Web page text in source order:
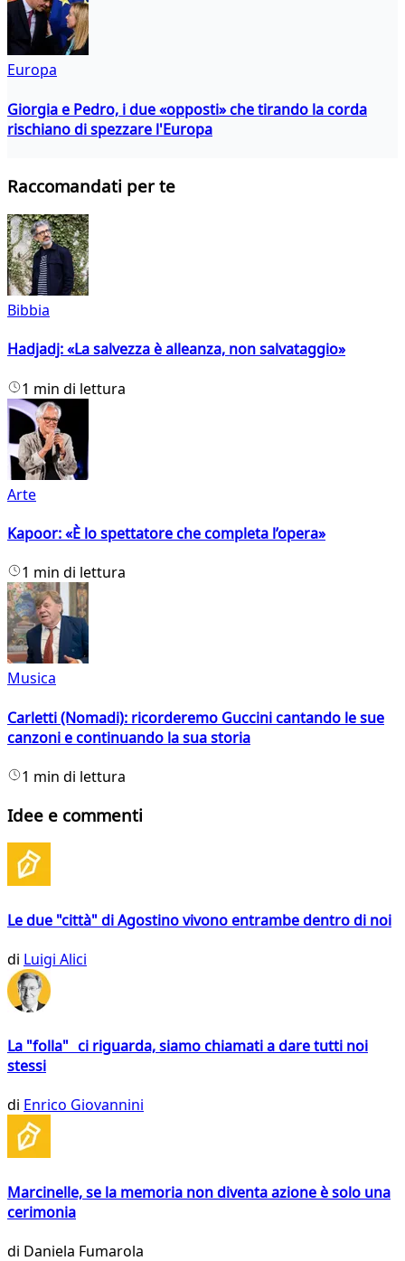
Europa
Giorgia e Pedro, i due «opposti» che tirando la corda
rischiano di spezzare l'Europa
Raccomandati per te
Bibbia
Hadjadj: «La salvezza è alleanza, non salvataggio»
1 min di lettura
Arte
Kapoor: «È lo spettatore che completa l’opera»
1 min di lettura
Musica
Carletti (Nomadi): ricorderemo Guccini cantando le sue
canzoni e continuando la sua storia
1 min di lettura
Idee e commenti
Le due "città" di Agostino vivono entrambe dentro di noi
di Luigi Alici
La "folla" ci riguarda, siamo chiamati a dare tutti noi
stessi
di Enrico Giovannini
Marcinelle, se la memoria non diventa azione è solo una
cerimonia
di Daniela Fumarola